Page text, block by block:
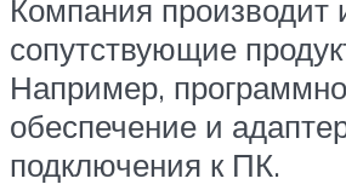
Компания производит
сопутствующие
Например,
обеспечение и
подключения к ПК.